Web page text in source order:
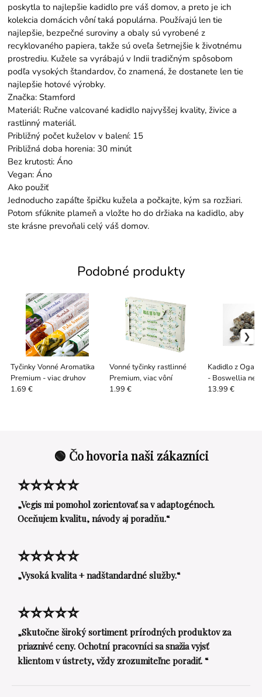
poskytla to najlepšie kadidlo pre váš domov, a preto je ich
kolekcia domácich vôní taká populárna. Používajú len tie
najlepšie, bezpečné suroviny a obaly sú vyrobené z
recyklovaného papiera, takže sú oveľa šetrnejšie k životnému
prostrediu. Kužele sa vyrábajú v Indii tradičným spôsobom
podľa vysokých štandardov, čo znamená, že dostanete len tie
najlepšie hotové výrobky.
Značka: Stamford
Materiál: Ručne valcované kadidlo najvyššej kvality, živice a
rastlinný materiál.
Približný počet kuželov v balení: 15
Približná doba horenia: 30 minút
Bez krutosti: Áno
Vegan: Áno
Ako použiť
Jednoducho zapáľte špičku kužela a počkajte, kým sa rozžiari.
Potom sfúknite plameň a vložte ho do držiaka na kadidlo, aby
ste krásne prevoňali celý váš domov.
Podobné produkty
Tyčinky Vonné Aromatika
Premium - viac druhov
1.69 €
Vonné tyčinky rastlinné
Premium, viac vôní
1.99 €
Kadidlo z
- Boswellia
13.99 €
🟢 Čo hovoria naši zákazníci
⭐⭐⭐⭐⭐
„Vegis mi pomohol zorientovať sa v adaptogénoch.
Oceňujem kvalitu, návody aj poradňu.“
⭐⭐⭐⭐⭐
„Vysoká kvalita + nadštandardné služby.“
⭐⭐⭐⭐⭐
„Skutočne široký sortiment prírodných produktov za
priaznivé ceny. Ochotní pracovníci sa snažia vyjsť
klientom v ústrety, vždy zrozumiteľne poradiť. “